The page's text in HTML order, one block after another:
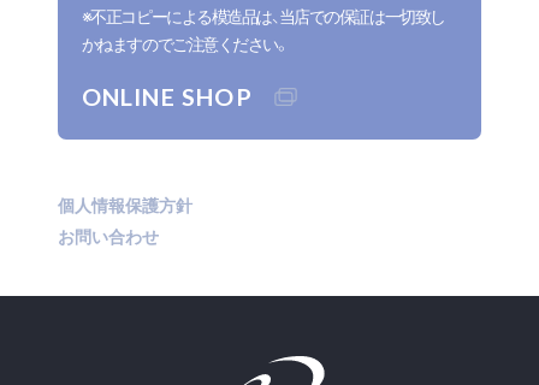
※不正コピーによる模造品は、当店での保証は一切致し
かねますのでご注意ください。
ONLINE SHOP
個人情報保護方針
お問い合わせ